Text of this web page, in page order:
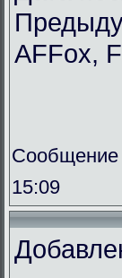
AFFox,
Сообщение
15:09